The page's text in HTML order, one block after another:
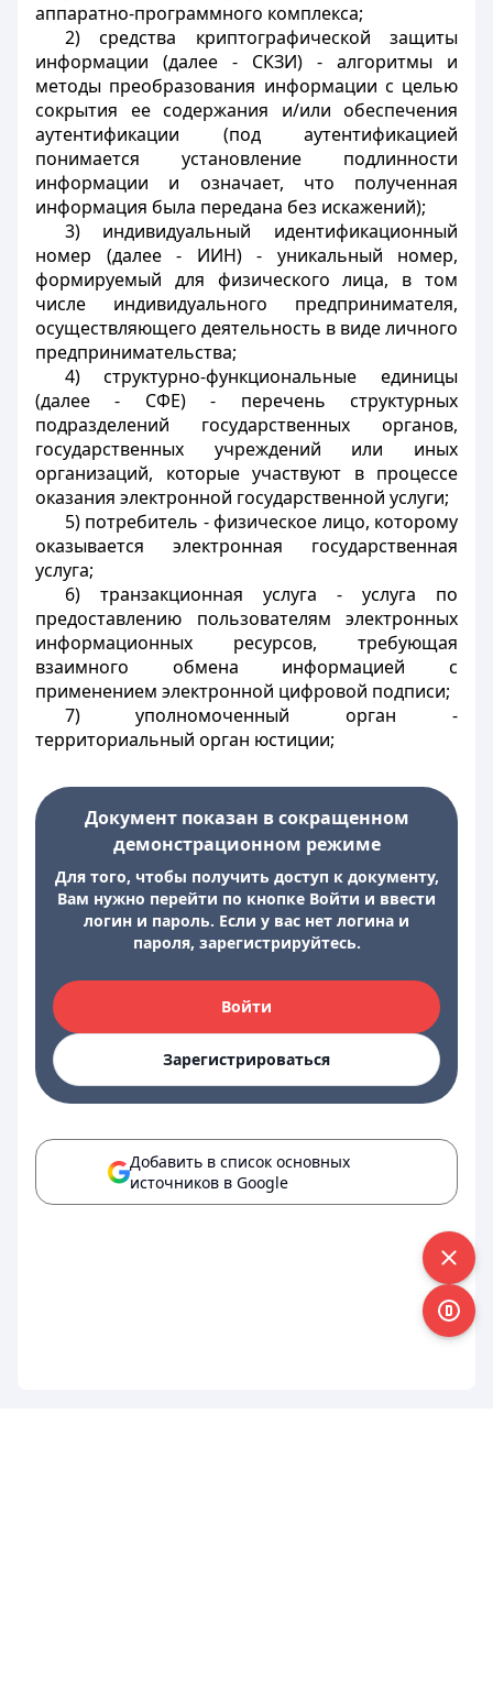
аппаратно-программного комплекса;
2) средства криптографической защиты
информации (далее - СКЗИ) - алгоритмы и
методы преобразования информации с целью
сокрытия ее содержания и/или обеспечения
аутентификации (под аутентификацией
понимается установление подлинности
информации и означает, что полученная
информация была передана без искажений);
3) индивидуальный идентификационный
номер (далее - ИИН) - уникальный номер,
формируемый для физического лица, в том
числе индивидуального предпринимателя,
осуществляющего деятельность в виде личного
предпринимательства;
4) структурно-функциональные единицы
(далее - СФЕ) - перечень структурных
подразделений государственных органов,
государственных учреждений или иных
организаций, которые участвуют в процессе
оказания электронной государственной услуги;
5) потребитель - физическое лицо, которому
оказывается электронная государственная
услуга;
6) транзакционная услуга - услуга по
предоставлению пользователям электронных
информационных ресурсов, требующая
взаимного обмена информацией с
применением электронной цифровой подписи;
7) уполномоченный орган -
территориальный орган юстиции;
Документ показан в сокращенном
демонстрационном режиме
Для того, чтобы получить доступ к документу,
Вам нужно перейти по кнопке Войти и ввести
логин и пароль. Если у вас нет логина и
пароля, зарегистрируйтесь.
Войти
Зарегистрироваться
Добавить в список основных
источников в Google